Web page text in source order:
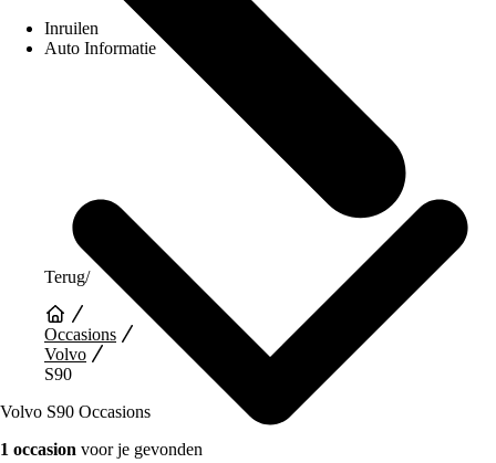
Inruilen
Auto Informatie
Terug/
Occasions
Volvo
S90
Volvo S90 Occasions
1 occasion voor je gevonden